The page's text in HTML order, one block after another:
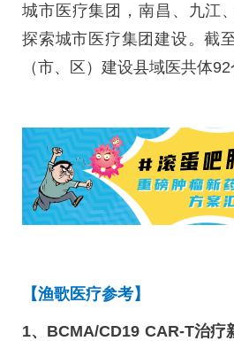
城市医疗集团，南昌、九江
探索城市医疗集团建设。截
（市、区）建设县域医共体92
【渔歌医疗参考】
1、BCMA/CD19 CAR-T治疗